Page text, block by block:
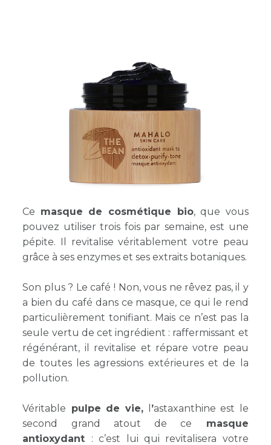
Ce masque de cosmétique bio, que vous
pouvez utiliser trois fois par semaine, est une
pépite. Il revitalise véritablement votre peau
grâce à ses enzymes et ses extraits botaniques.
Son plus ? Le café ! Non, vous ne rêvez pas, il y
a bien du café dans ce masque, ce qui le rend
particulièrement tonifiant. Mais ce n’est pas la
seule vertu de cet ingrédient : raffermissant et
régénérant, il revitalise et répare votre peau
de toutes les agressions extérieures et de la
pollution.
Véritable pulpe de vie, ’astaxanthine est le
second grand atout de ce masque
antioxydant : c’est lui qui revitalisera votre